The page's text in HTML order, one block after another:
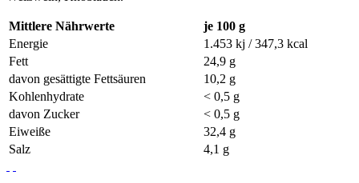
Mittlere Nährwerte
je 100 g
Energie
1.453 kj / 347,3 kcal
Fett
24,9 g
davon gesättigte Fettsäuren
10,2 g
Kohlenhydrate
< 0,5 g
davon Zucker
< 0,5 g
Eiweiße
32,4 g
Salz
4,1 g